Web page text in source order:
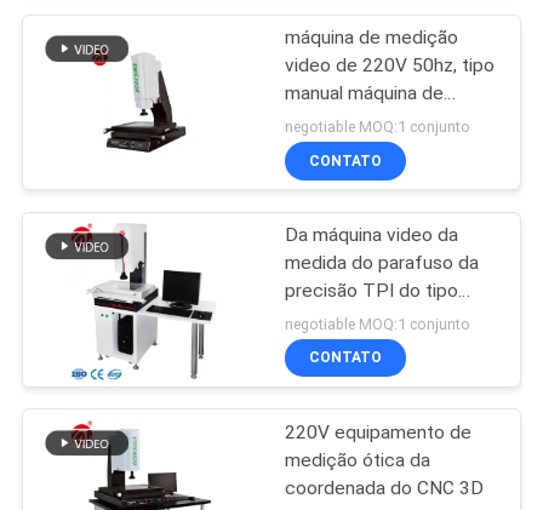
PRIVACY
Máquina de testes
elástica
33
máquina do
detector de metais
106
máquina de medição
video de 220V 50hz, tipo
manual máquina de
medição da imagem
negotiable MOQ:1 conjunto
CONTATO
Da máquina video da
medida do parafuso da
precisão TPI do tipo
econômico automático
negotiable MOQ:1 conjunto
CONTATO
220V equipamento de
medição ótica da
coordenada do CNC 3D